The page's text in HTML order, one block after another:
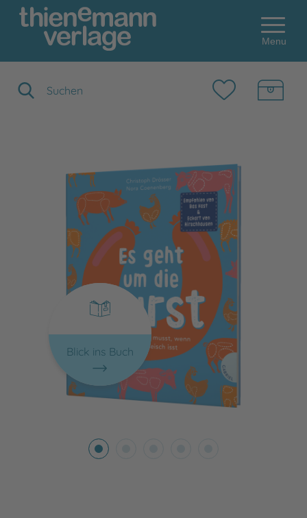
Menu
Blick ins Buch